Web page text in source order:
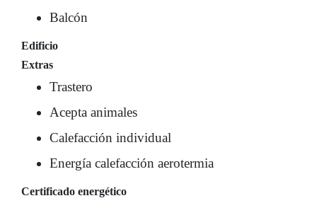
Balcón
Edificio
Extras
Trastero
Acepta animales
Calefacción individual
Energía calefacción aerotermia
Certificado energético